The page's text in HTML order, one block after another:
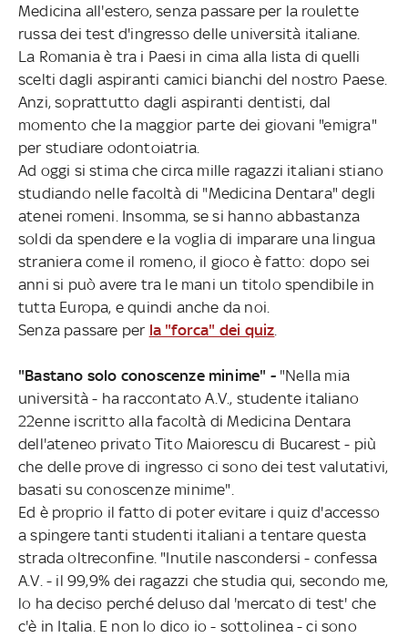
Medicina all'estero, senza passare per la roulette
russa dei test d'ingresso delle università italiane.
La Romania è tra i Paesi in cima alla lista di quelli
scelti dagli aspiranti camici bianchi del nostro Paese.
Anzi, soprattutto dagli aspiranti dentisti, dal
momento che la maggior parte dei giovani "emigra"
per studiare odontoiatria.
Ad oggi si stima che circa mille ragazzi italiani stiano
studiando nelle facoltà di "Medicina Dentara" degli
atenei romeni. Insomma, se si hanno abbastanza
soldi da spendere e la voglia di imparare una lingua
straniera come il romeno, il gioco è fatto: dopo sei
anni si può avere tra le mani un titolo spendibile in
tutta Europa, e quindi anche da noi.
Senza passare per la "forca" dei quiz
"Bastano solo conoscenze minime" - "Nella mia
università - ha raccontato A.V., studente italiano
22enne iscritto alla facoltà di Medicina Dentara
dell'ateneo privato Tito Maiorescu di Bucarest - più
che delle prove di ingresso ci sono dei test valutativi,
basati su conoscenze minime".
Ed è proprio il fatto di poter evitare i quiz d'accesso
a spingere tanti studenti italiani a tentare questa
strada oltreconfine. "Inutile nascondersi - confessa
A.V. - il 99,9% dei ragazzi che studia qui, secondo me,
lo ha deciso perché deluso dal 'mercato di test' che
c'è in Italia. E non lo dico io - sottolinea - ci sono